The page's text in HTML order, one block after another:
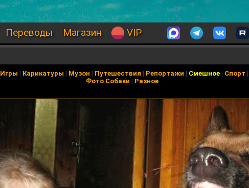
Переводы Магазин VIP
Игры | Карикатуры | Музон | Путешествия | Репортажи | Смешное| Спорт |
Фото Собаки | Разное